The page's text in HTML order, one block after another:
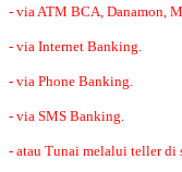
- via ATM BCA, Danamon,
- via Internet Banking.
- via Phone Banking.
- via SMS Banking.
- atau Tunai melalui teller di